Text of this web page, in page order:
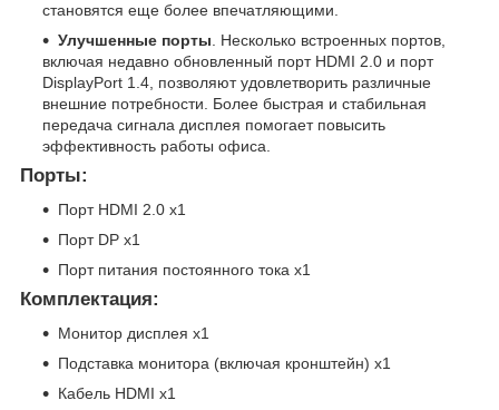
становятся еще более впечатляющими.
Улучшенные порты. Несколько встроенных портов,
включая недавно обновленный порт HDMI 2.0 и порт
DisplayPort 1.4, позволяют удовлетворить различные
внешние потребности. Более быстрая и стабильная
передача сигнала дисплея помогает повысить
эффективность работы офиса.
Порты:
Порт HDMI 2.0 x1
Порт DP x1
Порт питания постоянного тока x1
Комплектация:
Монитор дисплея x1
Подставка монитора (включая кронштейн) x1
Кабель HDMI x1